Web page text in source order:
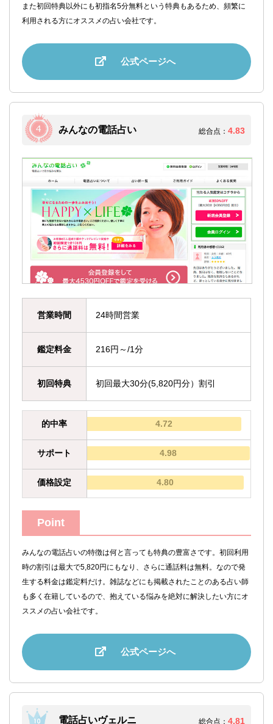
また初回特典以外にも初指名5分無料という特典もあるため、頻繁に
利用される方にオススメの占い会社です。
公式ページへ
みんなの電話占い 総合点： 4.83
営業時間 24時間営業
鑑定料金 216円～/1分
初回特典 初回最大30分(5,820円分）割引
的中率 4.72
サポート 4.98
価格設定 4.80
Point
みんなの電話占いの特徴は何と言っても特典の豊富さです。初回利用
時の割引は最大で5,820円にもなり、さらに通話料は無料。なので発
生する料金は鑑定料だけ。雑誌などにも掲載されたことのある占い師
も多く在籍しているので、抱えている悩みを絶対に解決したい方にオ
ススメの占い会社です。
公式ページへ
電話占いヴェルニ 総合点： 4.81